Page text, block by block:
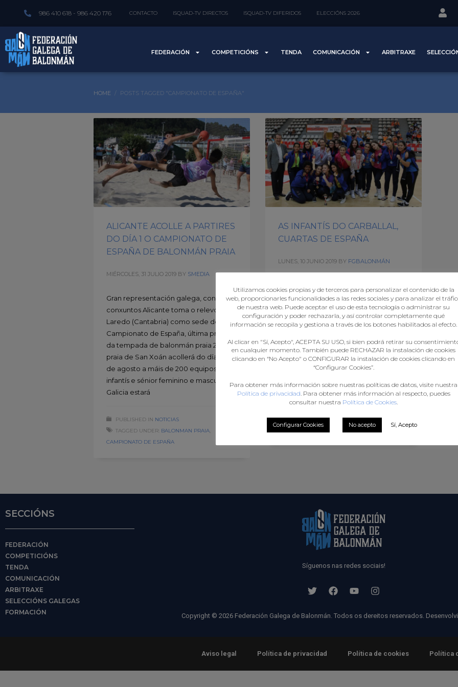
986 410 618 - 986 420 176 CONTACTO ISQUAD-TV DIRECTOS ISQUAD-TV DIFERIDOS ELECCIÓNS 2026
FEDERACIÓN COMPETICIÓNS TENDA COMUNICACIÓN ARBITRAXE
HOME POSTS TAGGED "CAMPIONATO DE ESPAÑA"
ALICANTE ACOLLE A PARTIRES
DO DÍA 1 O CAMPIONATO DE
ESPAÑA DE BALONMÁN PRAIA
MIÉRCOLES, 31 JULIO 2019 BY SMEDIA
Gran representación galega, con 18
conxuntos Alicante toma o relevo de
Laredo (Cantabria) como sede do XXI
Campionato de España, última proba
da tempada de balonmán praia 2019. A
praia de San Xoán acollerá do día 1 ao 5
de agosto a máis de 200 equipos entre
infantís e sénior feminino e masculino.
Galicia estará
PUBLISHED IN NOTICIAS
TAGGED UNDER: BALONMAN PRAIA
CAMPIONATO DE ESPAÑA
AS INFANTÍS DO CARBALLAL,
CUARTAS DE ESPAÑA
LUNES, 10 JUNIO 2019 BY FGBALONMÁN
fase final do Campionato de España
Infantil Feminino en Vigo, e a cuarta
posición do Carballal, anfitrión e
competición. A pesar de que ao final
se escapou a medalla, impresionante o
traballo das rapazas do club vigués. A
PUBLISHED IN NOTICIA PRINCIPAL,NOTICIAS
TAGGED UNDER:
CAMPIONATO DE ESPAÑA
CARBALLAL,INFANTIL
SECCIÓNS
FEDERACIÓN
COMPETICIÓNS
TENDA
COMUNICACIÓN
ARBITRAXE
SELECCIÓNS GALEGAS
FORMACIÓN
Síguenos nas redes sociais!
Copyright © 2026 Federación Galega de Balonmán. Todos os dereitos reservados.
Aviso legal Política de privacidad Política de cookies Política
Utilizamos cookies propias y de terceros para personalizar el contenido de la
web, proporcionarles funcionalidades a las redes sociales y para analizar el
de nuestra web. Puede aceptar el uso de esta tecnología o administrar su
configuración y poder rechazarla, y así controlar completamente qué
información se recopila y gestiona a través de los botones habilitados al efecto.
Al clicar en "Sí, Acepto", ACEPTA SU USO, si bien podrá retirar su
en cualquier momento. También puede RECHAZAR la instalación de cookies
clicando en “No Acepto" o CONFIGURAR la instalación de cookies clicando en
“Configurar Cookies”.
Para obtener más información sobre nuestras políticas de datos, visite nuestra
Política de privacidad . Para obtener más información al respecto, puedes
consultar nuestra Política de Cookies
Configurar Cookies No acepto Sí, Acepto